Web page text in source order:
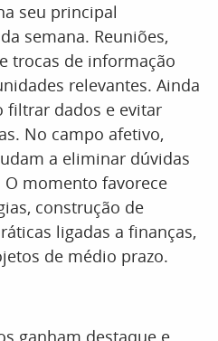
seu principal
semana. Reuniões,
trocas de informação
relevantes. Ainda
filtrar dados e evitar
No campo afetivo,
a eliminar dúvidas
momento favorece
construção de
ligadas a finanças,
de médio prazo.
ganham destaque e